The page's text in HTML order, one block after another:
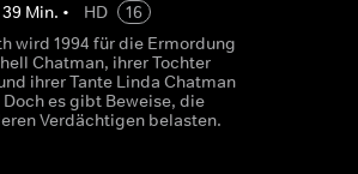
39Min. • HD
16
wird 1994 für die Ermordung
Chatman, ihrer Tochter
ihrer Tante Linda Chatman
es gibt Beweise, die
Verdächtigen belasten.